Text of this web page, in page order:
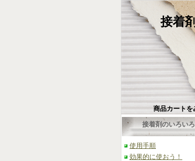
接着
商品カートを
接着剤のいろいろ
使用手順
効果的に使おう！